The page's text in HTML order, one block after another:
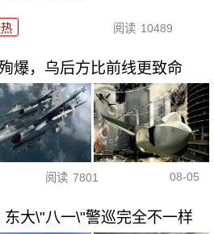
阅读 10489
爆，乌后方比前线更致命
阅读 7801 08-05
大\"八一\"警巡完全不一样